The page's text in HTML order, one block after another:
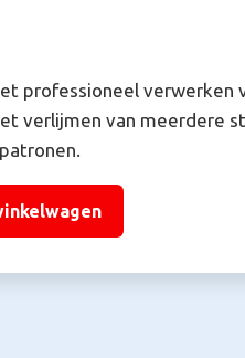
professioneel verwerken
verlijmen van meerdere